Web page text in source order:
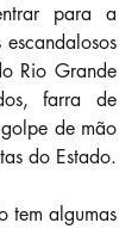
para a
Rio Grande
farra de
de mão
do Estado.
tem algumas